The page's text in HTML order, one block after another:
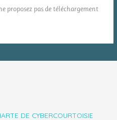
proposez pas de téléchargement
DE CYBERCOURTOISIE